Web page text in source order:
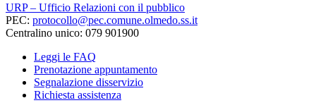
URP – Ufficio Relazioni con il pubblico
PEC: protocollo@pec.comune.olmedo.ss.it
Centralino unico: 079 901900
Leggi le FAQ
Prenotazione appuntamento
Segnalazione disservizio
Richiesta assistenza